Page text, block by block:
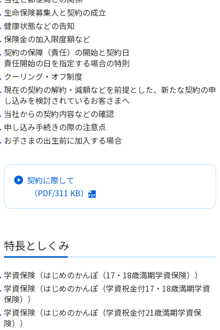
各種サービス・お知らせ
かんぽプラチナライフサービス
ご契約のしおり・約款（Web約款）
保険用語集
お問い合わせ
保険用語集
お問い合わせ
かんぽアプリ～かんぽの健康と安心を手のひらに～
すこやか健康ラボ
ラジオ体操・みんなの体操
ラジオ体操ポータルサイト
かんぽ生命のサステナビリティ
お客さまの声／お客さまサービス向上の取組み
かんぽジャンクション
生命保険募集人と契約の成立
健康状態などの告知
保険金の加入限度額など
契約の保障（責任）の開始と契約日
責任開始の日を指定する場合の特則
クーリング・オフ制度
現在の契約の解約・減額などを前提とした、新たな契約の申
し込みを検討されているお客さまへ
当社からの契約内容などの確認
申し込み手続きの際の注意点
お子さまの出生前に加入する場合
契約に際して
（PDF/311 KB）
特長としくみ
学資保険（はじめのかんぽ（17・18歳満期学資保険））
学資保険（はじめのかんぽ（学資祝金付17・18歳満期学資
保険））
学資保険（はじめのかんぽ（学資祝金付21歳満期学資保
険））